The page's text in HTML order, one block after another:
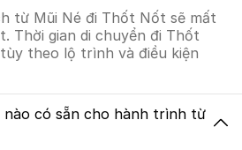
từ Mũi Né đi Thốt Nốt sẽ mất
Thời gian di chuyển đi Thốt
theo lộ trình và điều kiện
nào có sẵn cho hành trình từ